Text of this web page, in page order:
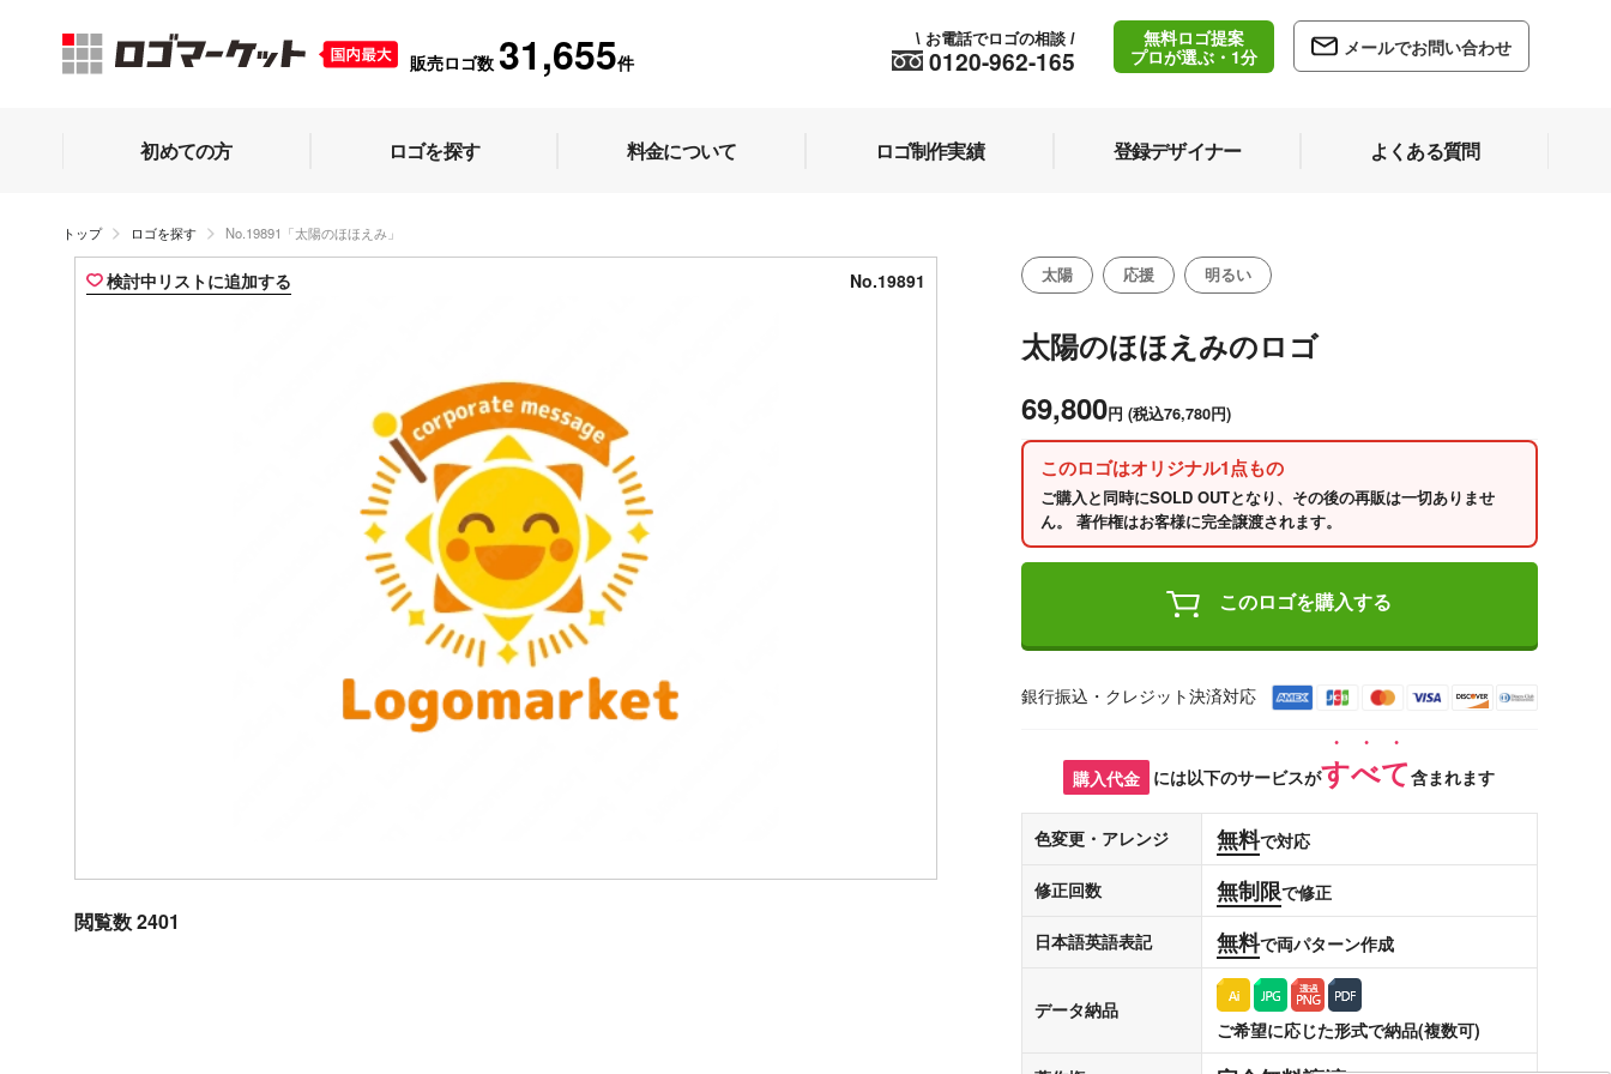
販売ロゴ数 31,655件 0120-962-165
\ お電話でロゴの相談 /
無料ロゴ提案
プロが選ぶ・1分
メールでお問い合わせ
初めての方 ロゴを探す 料金について ロゴ制作実績 登録デザイナー よくある質問
トップ ロゴを探す No.19891「太陽のほほえみ」
検討中リストに追加する No.19891
閲覧数 2401
太陽 応援 明るい
太陽のほほえみのロゴ
69,800円 (税込76,780円)
このロゴはオリジナル1点もの
ご購入と同時にSOLD OUTとなり、その後の再販は一切ありませ
ん。 著作権はお客様に完全譲渡されます。
このロゴを購入する
銀行振込・クレジット決済対応
購入代金 には以下のサービスがすべて含まれます
色変更・アレンジ 無料で対応
修正回数 無制限で修正
日本語英語表記 無料で両パターン作成
データ納品
ご希望に応じた形式で納品(複数可)